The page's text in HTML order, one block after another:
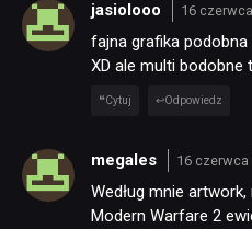
jasiolooo 16
fajna grafika
XD ale multi
Cytuj Odpowiedz
megales 16 czerwca
Według mnie
Modern Warfare 2